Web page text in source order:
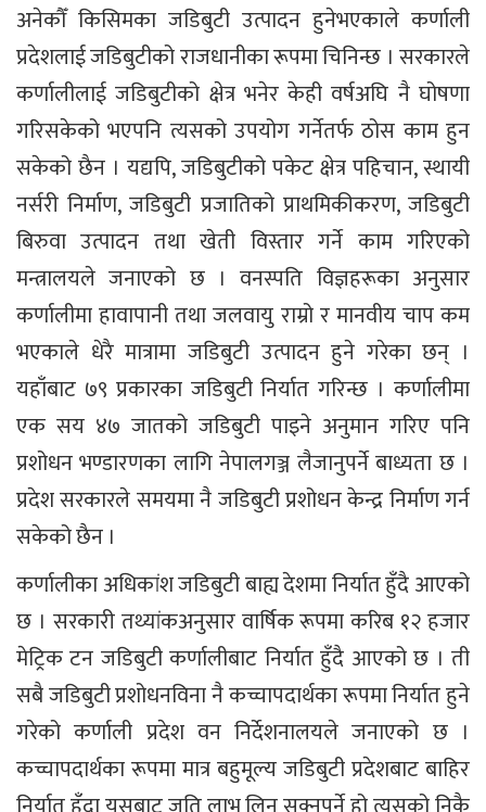
अनेकौँ किसिमका जडिबुटी उत्पादन हुनेभएकाले कर्णाली
प्रदेशलाई जडिबुटीको राजधानीका रूपमा चिनिन्छ । सरकारले
कर्णालीलाई जडिबुटीको क्षेत्र भनेर केही वर्षअघि नै घोषणा
गरिसकेको भएपनि त्यसको उपयोग गर्नेतर्फ ठोस काम हुन
सकेको छैन । यद्यपि, जडिबुटीको पकेट क्षेत्र पहिचान, स्थायी
नर्सरी निर्माण, जडिबुटी प्रजातिको प्राथमिकीकरण, जडिबुटी
बिरुवा उत्पादन तथा खेती विस्तार गर्ने काम गरिएको
मन्त्रालयले जनाएको छ । वनस्पति विज्ञहरूका अनुसार
कर्णालीमा हावापानी तथा जलवायु राम्रो र मानवीय चाप कम
भएकाले धेरै मात्रामा जडिबुटी उत्पादन हुने गरेका छन् ।
यहाँबाट ७९ प्रकारका जडिबुटी निर्यात गरिन्छ । कर्णालीमा
एक सय ४७ जातको जडिबुटी पाइने अनुमान गरिए पनि
प्रशोधन भण्डारणका लागि नेपालगञ्ज लैजानुपर्ने बाध्यता छ ।
प्रदेश सरकारले समयमा नै जडिबुटी प्रशोधन केन्द्र निर्माण गर्न
सकेको छैन ।
कर्णालीका अधिकांश जडिबुटी बाह्य देशमा निर्यात हुँदै आएको
छ । सरकारी तथ्यांकअनुसार वार्षिक रूपमा करिब १२ हजार
मेट्रिक टन जडिबुटी कर्णालीबाट निर्यात हुँदै आएको छ । ती
सबै जडिबुटी प्रशोधनविना नै कच्चापदार्थका रूपमा निर्यात हुने
गरेको कर्णाली प्रदेश वन निर्देशनालयले जनाएको छ ।
कच्चापदार्थका रूपमा मात्र बहुमूल्य जडिबुटी प्रदेशबाट बाहिर